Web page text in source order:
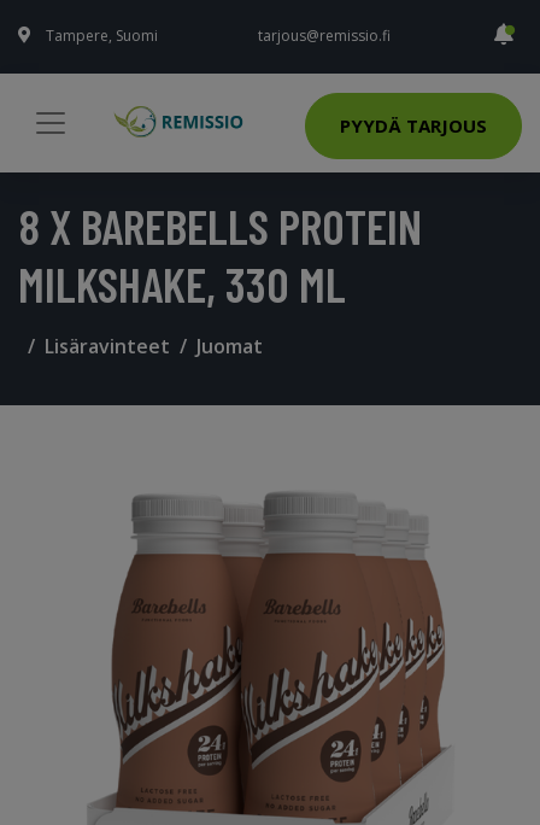
Tampere, Suomi tarjous@remissio.fi
PYYDÄ TARJOUS
8 X BAREBELLS PROTEIN
MILKSHAKE, 330 ML
Lisäravinteet Juomat